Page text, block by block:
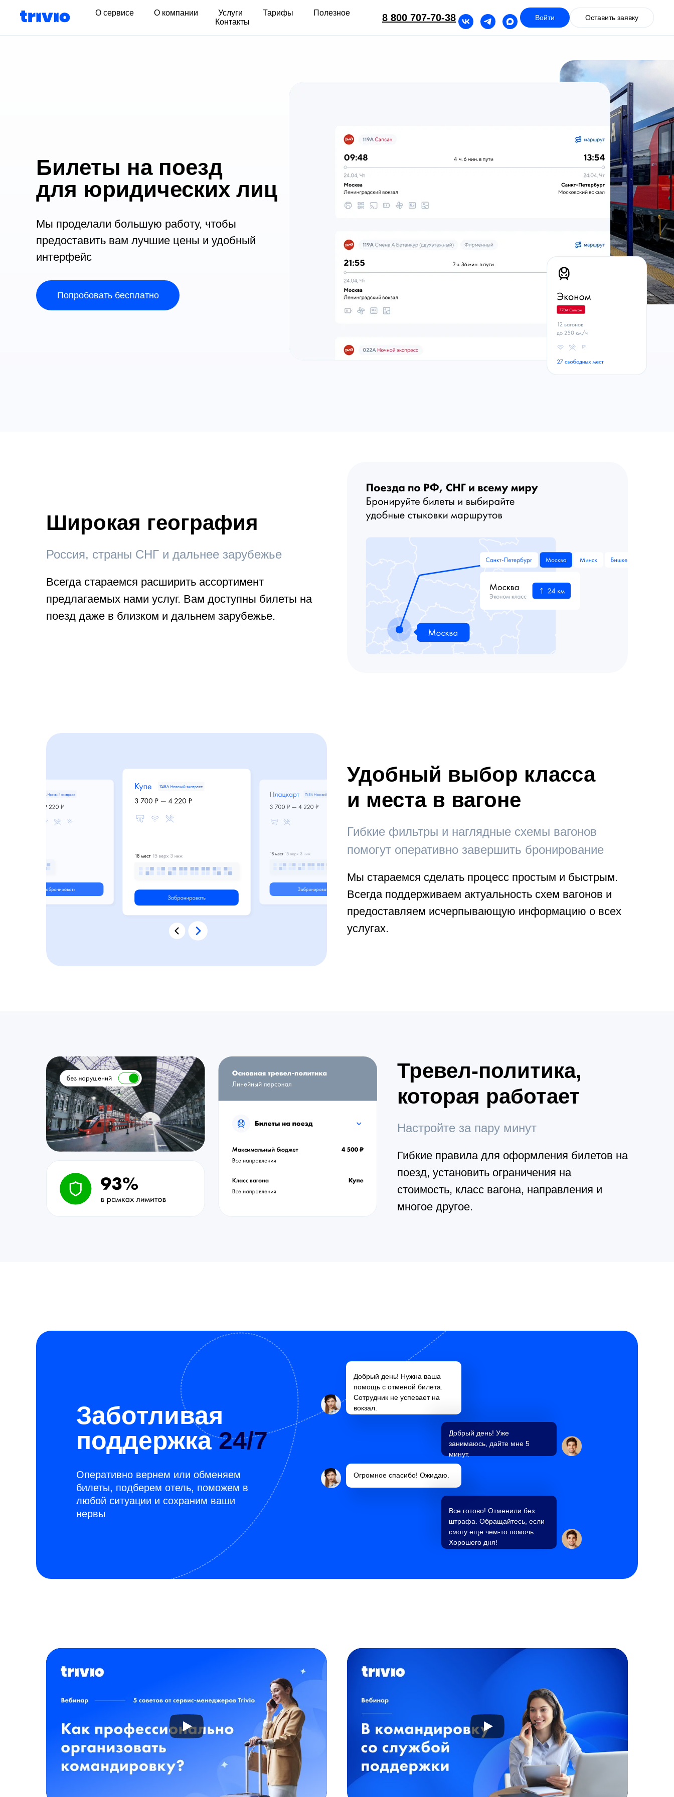
О сервисе О компании Услуги Тарифы
Полезное
Контакты
8 800 707-70-38 Войти Оставить заявку
Билеты на поезд
для юридических лиц
Мы проделали большую работу, чтобы
предоставить вам лучшие цены и удобный
интерфейс
Попробовать бесплатно
Широкая география
Россия, страны СНГ и дальнее зарубежье
Всегда стараемся расширить ассортимент
предлагаемых нами услуг. Вам доступны билеты на
поезд даже в близком и дальнем зарубежье.
Удобный выбор класса
и места в вагоне
Гибкие фильтры и наглядные схемы вагонов
помогут оперативно завершить бронирование
Мы стараемся сделать процесс простым и быстрым.
Всегда поддерживаем актуальность схем вагонов и
предоставляем исчерпывающую информацию о всех
услугах.
Тревел-политика,
которая работает
Настройте за пару минут
Гибкие правила для оформления билетов на
поезд, установить ограничения на
стоимость, класс вагона, направления и
многое другое.
Заботливая
поддержка24/7
Оперативно вернем или обменяем
билеты, подберем отель, поможем в
любой ситуации и сохраним ваши
нервы
Добрый день! Нужна ваша
помощь с отменой билета.
Сотрудник не успевает на
вокзал.
Добрый день! Уже
занимаюсь, дайте мне 5
минут.
Огромное спасибо! Ожидаю.
Все готово! Отменили без
штрафа. Обращайтесь, если
смогу еще чем-то помочь.
Хорошего дня!